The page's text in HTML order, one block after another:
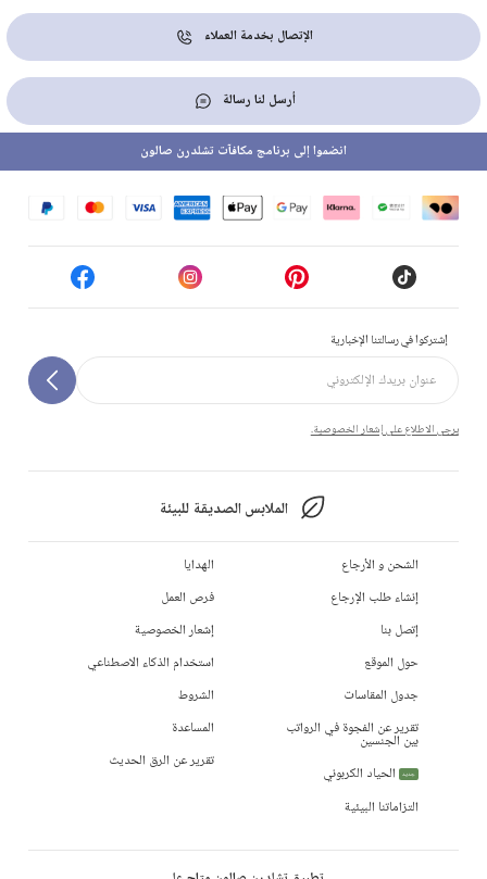
الإتصال بخدمة العملاء
أرسل لنا رسالة
إشتركوا في رسالتنا الإخبارية
يرجى الاطلاع على إشعار الخصوصية.
الملابس الصديقة للبيئة
انضموا إلى برنامج مكافآت تشلدرن صالون
الشحن و الأرجاع
إنشاء طلب الإرجاع
إتصل بنا
حول الموقع
جدول المقاسات
تقرير عن الفجوة في الرواتب
بين الجنسين
جديد
الحياد الكربوني
التزاماتنا البيئية
الهدايا
فرص العمل
إشعار الخصوصية
استخدام الذكاء الاصطناعي
الشروط
المساعدة
تقرير عن الرق الحديث